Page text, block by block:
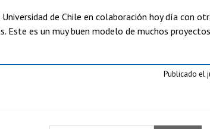
de Chile en colaboración hoy día con
es un muy buen modelo de muchos
Publicado el